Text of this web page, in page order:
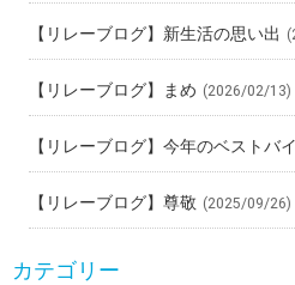
【リレーブログ】新生活の思い出
【リレーブログ】まめ (2026/02/13)
【リレーブログ】今年のベストバイ
【リレーブログ】尊敬 (2025/09/26)
カテゴリー